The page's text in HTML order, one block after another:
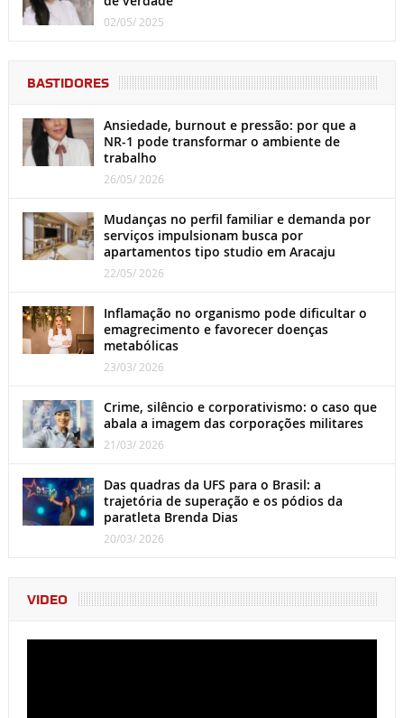
02/05/ 2025
BASTIDORES
Ansiedade, burnout e pressão: por que a
NR-1 pode transformar o ambiente de
trabalho
26/05/ 2026
Mudanças no perfil familiar e demanda por
serviços impulsionam busca por
apartamentos tipo studio em Aracaju
22/05/ 2026
Inflamação no organismo pode dificultar o
emagrecimento e favorecer doenças
metabólicas
23/03/ 2026
Crime, silêncio e corporativismo: o caso que
abala a imagem das corporações militares
21/03/ 2026
Das quadras da UFS para o Brasil: a
trajetória de superação e os pódios da
paratleta Brenda Dias
20/03/ 2026
VIDEO